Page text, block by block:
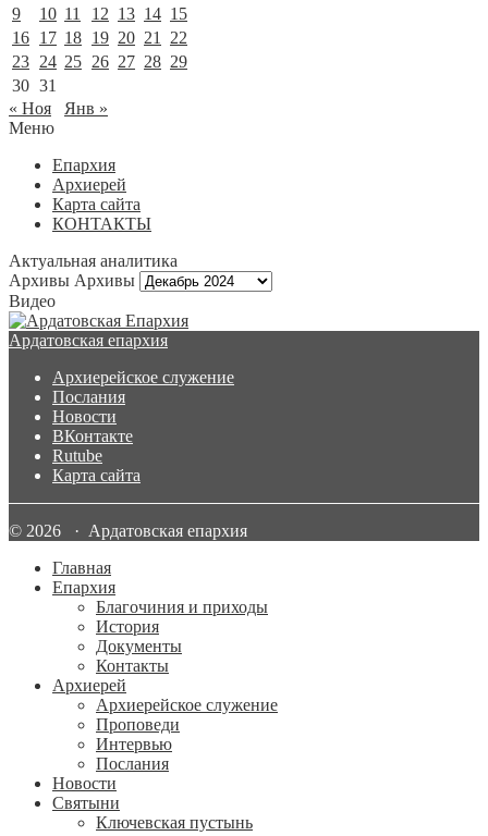
9
10 11 12 13 14 15
16 17 18 19 20 21
22
23 24 25 26 27 28 29
30 31
« Ноя
Янв »
Меню
Епархия
Архиерей
Карта сайта
КОНТАКТЫ
Актуальная аналитика
Архивы Архивы
Видео
Ардатовская епархия
Архиерейское служение
Послания
Новости
ВКонтакте
Rutube
Карта сайта
© 2026 · Ардатовская епархия
Главная
Епархия
Благочиния и приходы
История
Документы
Контакты
Архиерей
Архиерейское служение
Проповеди
Интервью
Послания
Новости
Святыни
Ключевская пустынь